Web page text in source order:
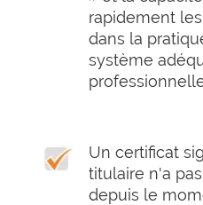
rapidement
dans la
système
Un certificat
titulaire n'a
depuis le